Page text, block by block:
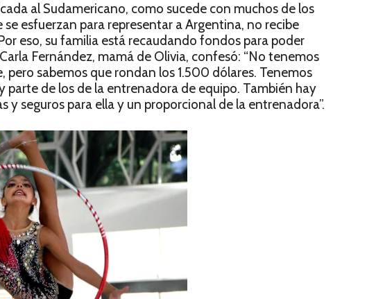
al Sudamericano, como sucede con muchos de los
esfuerzan para representar a Argentina, no recibe
eso, su familia está recaudando fondos para poder
Fernández, mamá de Olivia, confesó: “No tenemos
pero sabemos que rondan los 1.500 dólares. Tenemos
parte de los de la entrenadora de equipo. También hay
y seguros para ella y un proporcional de la entrenadora”.